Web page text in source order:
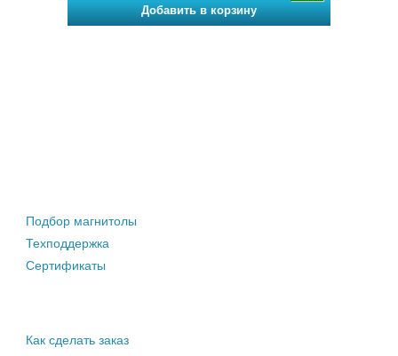
Подбор магнитолы
Техподдержка
Сертификаты
Как сделать заказ